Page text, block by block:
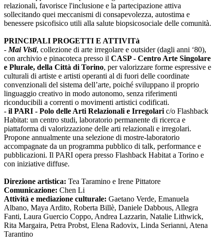
relazionali, favorisce l'inclusione e la partecipazione attiva
sollecitando quei meccanismi di consapevolezza, autostima e
benessere psicofisico utili alla salute biopsicosociale delle comunità.
PRINCIPALI PROGETTI E ATTIVITà
- Mai Visti, collezione di arte irregolare e outsider (dagli anni ‘80),
con archivio e pinacoteca presso il CASP - Centro Arte Singolare
e Plurale, della Città di Torino, per valorizzare forme espressive e
culturali di artiste e artisti operanti al di fuori delle coordinate
convenzionali del sistema dell’arte, poiché sviluppano il proprio
linguaggio creativo in modo autonomo, senza riferimenti
riconducibili a correnti o movimenti artistici codificati.
- il PARI - Polo delle Arti Relazionali e Irregolari c/o Flashback
Habitat: un centro studi, laboratorio permanente di ricerca e
piattaforma di valorizzazione delle arti relazionali e irregolari.
Propone annualmente una selezione di mostre-laboratorio
accompagnate da un programma pubblico di talk, performance e
pubblicazioni. Il PARI opera presso Flashback Habitat a Torino e
con iniziative diffuse.
Direzione artistica: Tea Taramino e Irene Pittatore
Comunicazione: Chen Li
Attività e mediazione culturale: Gaetano Verde, Emanuela
Albano, Maya Ardito, Roberta Billè, Daniele Dabbous, Allegra
Fanti, Laura Guercio Coppo, Andrea Lazzarin, Natalie Lithwick,
Rita Margaira, Petra Probst, Elena Radovix, Linda Serianni, Atena
Tarantino